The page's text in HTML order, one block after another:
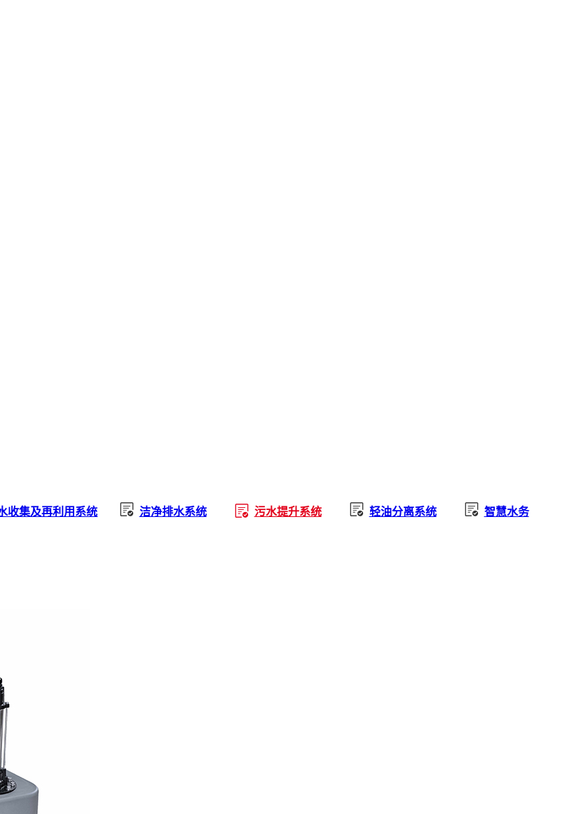
收集及再利用系统 洁净排水系统 污水提升系统 轻油分离系统 智慧水务